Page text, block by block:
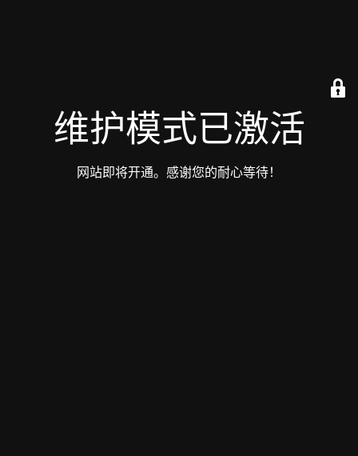
维护模式已激活
网站即将开通。感谢您的耐心等待！